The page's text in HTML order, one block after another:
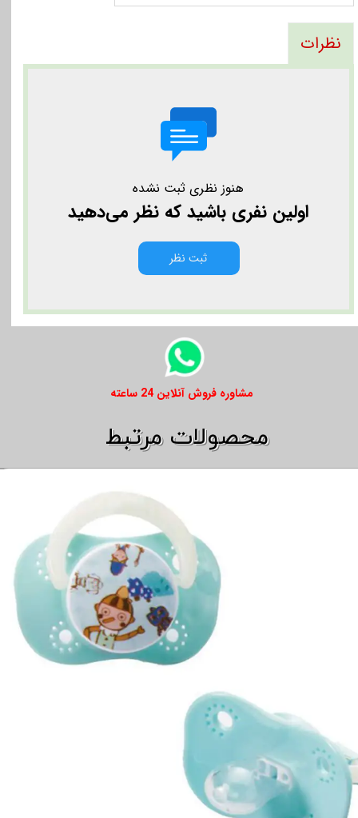
نظرات
هنوز نظری ثبت نشده
اولین نفری باشید که نظر می‌دهید
ثبت نظر
​​مشاوره فروش آنلاین 24 ساعته
​​محصولات مرتبط